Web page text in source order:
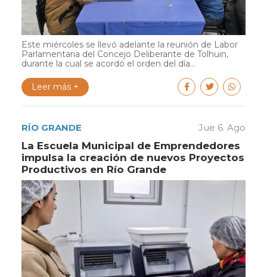
Este miércoles se llevó adelante la reunión de Labor
Parlamentaria del Concejo Deliberante de Tolhuin,
durante la cual se acordó el orden del día...
Leer más +
RÍO GRANDE Jue 6. Ago
La Escuela Municipal de Emprendedores
impulsa la creación de nuevos Proyectos
Productivos en Río Grande